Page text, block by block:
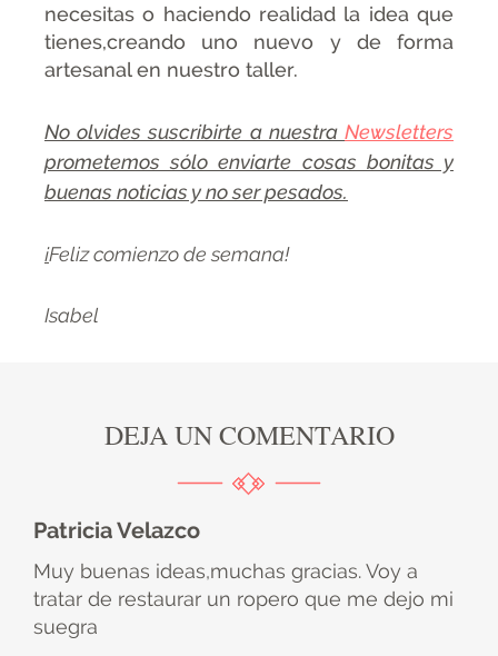
necesitas o haciendo realidad la idea que
tienes,creando uno nuevo y de forma
artesanal en nuestro taller.
No olvides suscribirte a nuestra Newsletters
prometemos sólo enviarte cosas bonitas y
buenas noticias y no ser pesados.
¡Feliz comienzo de semana!
Isabel
DEJA UN COMENTARIO
Patricia Velazco
Muy buenas ideas,muchas gracias. Voy a
tratar de restaurar un ropero que me dejo mi
suegra